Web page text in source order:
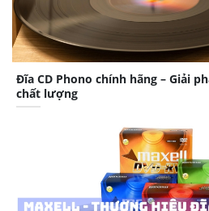
Đĩa CD Phono chính hãng – Giải
chất lượng